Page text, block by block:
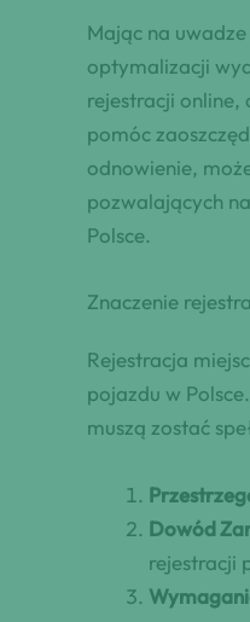
Mając na
optymalizacji
rejestracji online,
pomóc
odnowienie,
pozwalających
Polsce.
Znaczenie
Rejestracja
pojazdu w
muszą zostać
Dowód
rejestracji